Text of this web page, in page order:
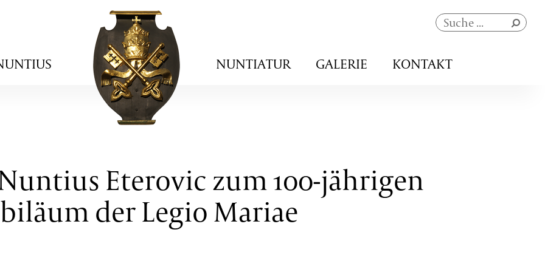
Navigation
überspringen
NUNTIATUR GALERIE KONTAKT
Eterovic zum 100-jährigen
der Legio Mariae